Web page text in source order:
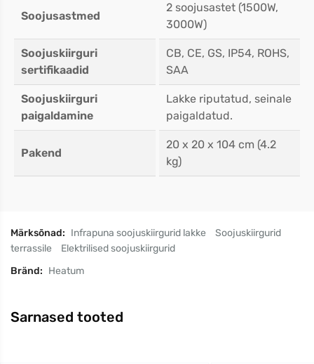
Soojusastmed
2 soojusastet (1500W,
3000W)
Soojuskiirguri
sertifikaadid
CB, CE, GS, IP54, ROHS,
SAA
Soojuskiirguri
paigaldamine
Lakke riputatud, seinale
paigaldatud.
Pakend
20 x 20 x 104 cm (4.2
kg)
Märksõnad: Infrapuna soojuskiirgurid lakke
Soojuskiirgurid
terrassile
Elektrilised soojuskiirgurid
Bränd: Heatum
Sarnased tooted